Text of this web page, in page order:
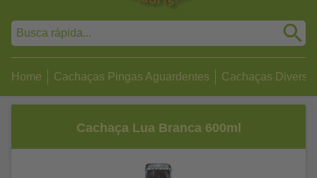
Home Cachaças Pingas Aguardentes Cachaças
Cachaça Lua Branca 600ml